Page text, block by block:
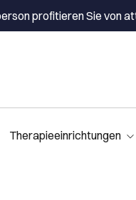
profitieren Sie von
Therapieeinrichtungen